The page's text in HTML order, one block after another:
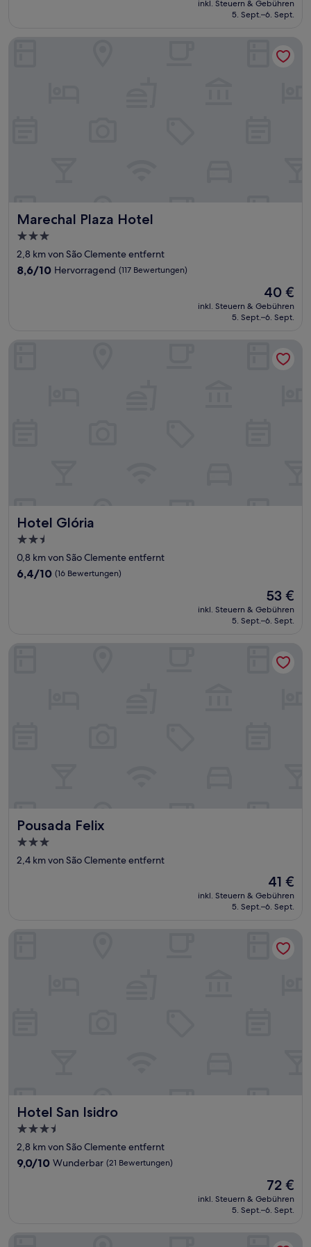
beträgt
inkl. Steuern & Gebühren
5. Sept.–6. Sept.
Marechal Plaza Hotel
Marechal Plaza Hotel
3.0-
Sterne-
Unterkunft
2,8 km von São Clemente entfernt
8.6
8,6/10 Hervorragend (117 Bewertungen)
Der
Preis
beträgt
40 €
inkl. Steuern & Gebühren
5. Sept.–6. Sept.
Marechal Plaza Hotel
Hotel Glória
Hotel Glória
2.5-
Sterne-
Unterkunft
0,8 km von São Clemente entfernt
6.4
6,4/10 (16 Bewertungen)
Der
Preis
beträgt
53 €
inkl. Steuern & Gebühren
5. Sept.–6. Sept.
Pousada Felix
Pousada Felix
3.0-
Sterne-
2,4 km von São Clemente entfernt
Der
Preis
beträgt
41 €
inkl. Steuern & Gebühren
5. Sept.–6. Sept.
Pousada Felix
Hotel San Isidro
Hotel San Isidro
3.5-
Sterne-
Unterkunft
2,8 km von São Clemente entfernt
9.0
9,0/10 Wunderbar (21 Bewertungen)
Der
Preis
beträgt
72 €
inkl. Steuern & Gebühren
5. Sept.–6. Sept.
Hospedagem